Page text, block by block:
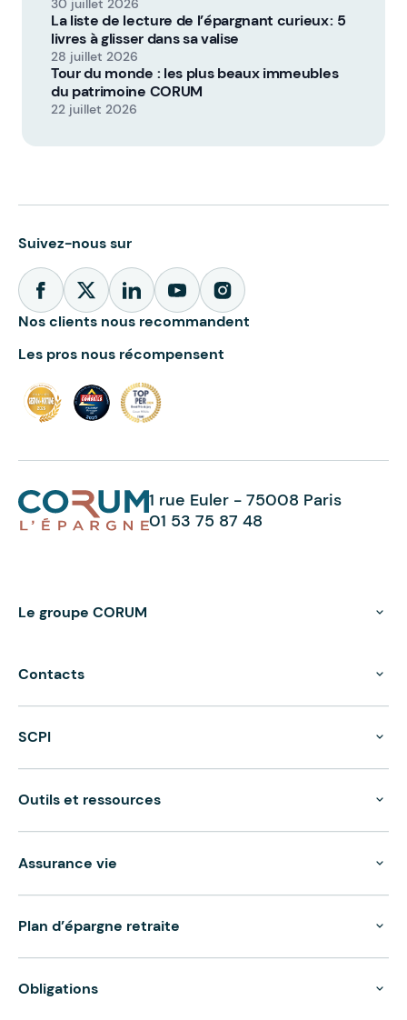
30 juillet 2026
La liste de lecture de l’épargnant curieux : 5
livres à glisser dans sa valise
28 juillet 2026
Tour du monde : les plus beaux immeubles
du patrimoine CORUM
22 juillet 2026
Suivez-nous sur
Nos clients nous recommandent
Les pros nous récompensent
1 rue Euler - 75008 Paris
01 53 75 87 48
Le groupe CORUM
Contacts
SCPI
Outils et ressources
Assurance vie
Plan d’épargne retraite
Obligations